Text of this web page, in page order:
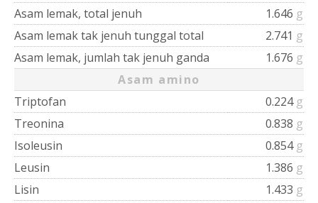
Asam lemak, total jenuh
1.646 g
Asam lemak tak jenuh tunggal total
2.741 g
Asam lemak, jumlah tak jenuh ganda
1.676 g
Asam amino
Triptofan
0.224 g
Treonina
0.838 g
Isoleusin
0.854 g
Leusin
1.386 g
Lisin
1.433 g